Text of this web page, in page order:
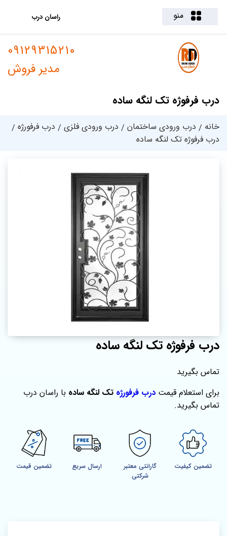
منو راسان درب
درب فرفوژه تک لنگه ساده
09129315210
مدیر فروش
خانه درب ورودی ساختمان درب ورودی فلزی
درب فرفورژه
درب فرفوژه تک لنگه ساده
درب فرفوژه تک لنگه ساده
تماس بگیرید
برای استعلام قیمت درب فرفورژه تک لنگه ساده با راسان درب
تماس بگیرید.
تضمین کیفیت
گارانتی معتبر
شرکتی
ارسال سریع تضمین قیمت